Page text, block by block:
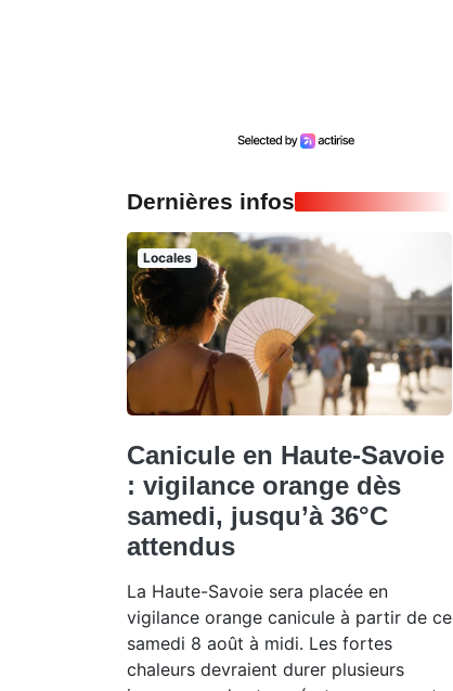
Dernières infos
Locales
Canicule en Haute-Savoie
: vigilance orange dès
samedi, jusqu’à 36°C
attendus
La Haute-Savoie sera placée en
vigilance orange canicule à partir de ce
samedi 8 août à midi. Les fortes
chaleurs devraient durer plusieurs